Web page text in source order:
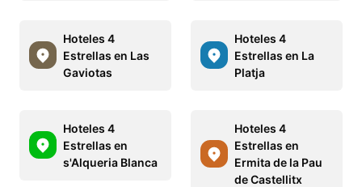
Hoteles 4
Estrellas en Las
Gaviotas
Hoteles 4
Estrellas en La
Platja
Hoteles 4
Estrellas en
s'Alqueria Blanca
Hoteles 4
Estrellas en
Ermita de la Pau
de Castellitx